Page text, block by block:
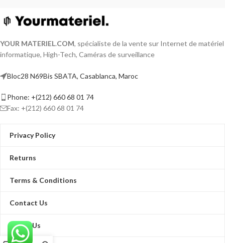
YOUR MATERIEL.COM, spécialiste de la vente sur Internet de matériel
informatique, High-Tech, Caméras de surveillance
Bloc28 N69Bis SBATA, Casablanca, Maroc
Phone: +(212) 660 68 01 74
Fax: +(212) 660 68 01 74
Privacy Policy
Returns
Terms & Conditions
Contact Us
About Us